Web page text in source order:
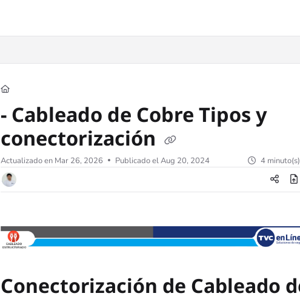
- Cableado de Cobre Tipos y
conectorización
Actualizado en Mar 26, 2026 Publicado el Aug 20, 2024 4
Conectorización de Cableado